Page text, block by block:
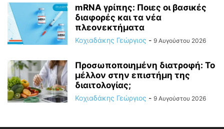
mRNA γρίπης: Ποιες οι βασικές
διαφορές και τα νέα
πλεονεκτήματα
Κοχιαδάκης Γεώργιος - 9 Αυγούστου 2026
Προσωποποιημένη διατροφή: Το
μέλλον στην επιστήμη της
διαιτολογίας;
Κοχιαδάκης Γεώργιος - 9 Αυγούστου 2026